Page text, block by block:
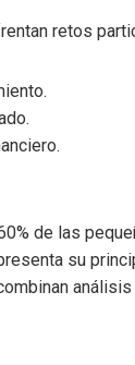
retos
de las
su